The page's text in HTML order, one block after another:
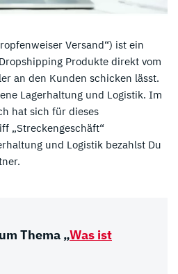
Versand“) ist ein
Produkte direkt vom
an den Kunden schicken lässt.
Lagerhaltung und Logistik. Im
hat sich für dieses
„Streckengeschäft“
und Logistik bezahlst Du
Thema „Was ist